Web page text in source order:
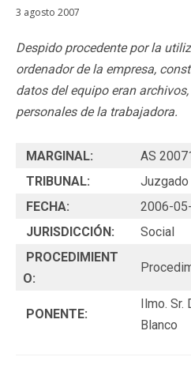
3 agosto 2007
Despido procedente por la
ordenador de la empresa,
datos del equipo eran
personales de la trabajadora.
MARGINAL:
AS
TRIBUNAL:
FECHA:
2006-
JURISDICCIÓN:
Social
PROCEDIMIENT
O:
PONENTE:
Ilmo. Sr.
Blanco